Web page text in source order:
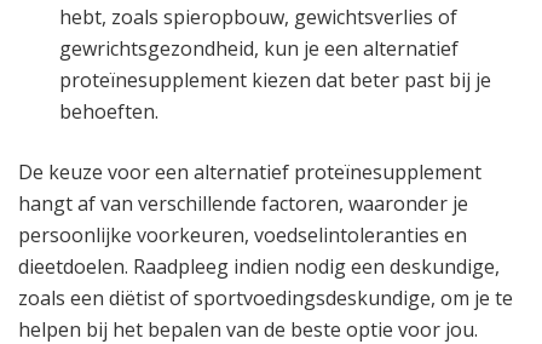
hebt, zoals spieropbouw, gewichtsverlies of
gewrichtsgezondheid, kun je een alternatief
proteïnesupplement kiezen dat beter past bij je
behoeften.
De keuze voor een alternatief proteïnesupplement
hangt af van verschillende factoren, waaronder je
persoonlijke voorkeuren, voedselintoleranties en
dieetdoelen. Raadpleeg indien nodig een deskundige,
zoals een diëtist of sportvoedingsdeskundige, om je te
helpen bij het bepalen van de beste optie voor jou.